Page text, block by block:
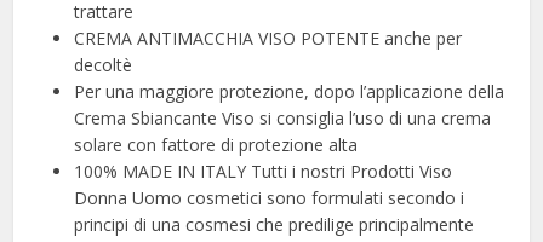
trattare
CREMA ANTIMACCHIA VISO POTENTE anche per
decoltè
Per una maggiore protezione, dopo l’applicazione della
Crema Sbiancante Viso si consiglia l’uso di una crema
solare con fattore di protezione alta
100% MADE IN ITALY Tutti i nostri Prodotti Viso
Donna Uomo cosmetici sono formulati secondo i
principi di una cosmesi che predilige principalmente